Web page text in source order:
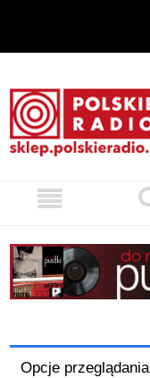
Opcje przeglądania